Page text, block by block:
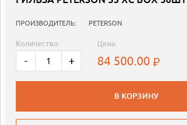
ПРОИЗВОДИТЕЛЬ: PETERSON
Количество:
- +
Цена:
84 500.00
В КОРЗИНУ